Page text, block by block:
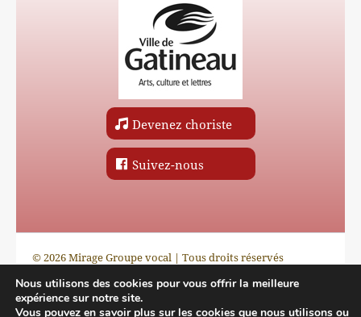
Devenez choriste
Suivez-nous
© 2026 Mirage Groupe vocal | Tous droits réservés
Nous utilisons des cookies pour vous offrir la meilleure
expérience sur notre site.
Vous pouvez en savoir plus sur les cookies que nous utilisons ou